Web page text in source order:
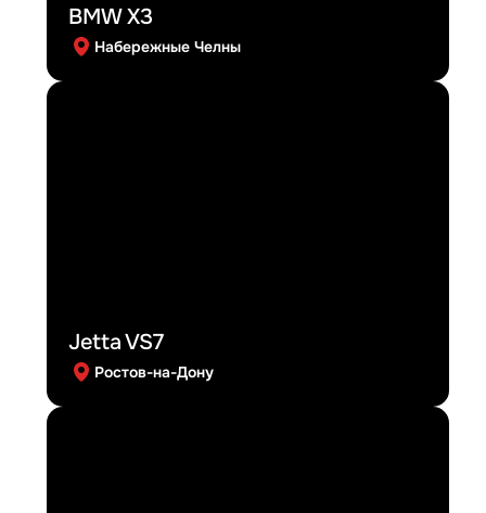
BMW X3
Набережные Челны
Jetta VS7
Ростов-на-Дону